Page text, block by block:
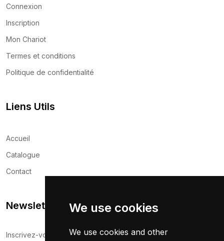
We use cookies
We use cookies and other
Connexion
Inscription
Mon Chariot
Termes et conditions
Politique de confidentialité
Liens Utils
Accueil
Catalogue
Contact
Newsletter
Inscrivez-vous maintenant pour recevoir les dernières mises à